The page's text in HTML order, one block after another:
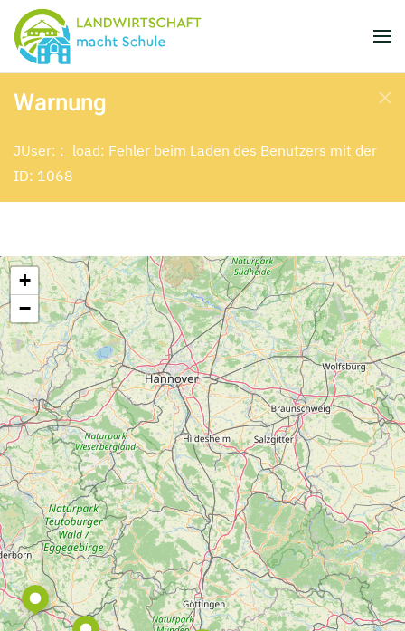
Skip to main content
Warnung
JUser: :_load: Fehler beim Laden des Benutzers mit der
ID: 1068
+
−